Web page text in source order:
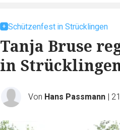
Schützenfest in Strücklingen
Tanja Bruse
in
Von Hans Passmann |